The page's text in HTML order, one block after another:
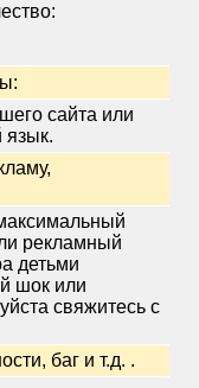
сайта или
язык.
рекламный
детьми
шок или
свяжитесь с
баг и т.д. .